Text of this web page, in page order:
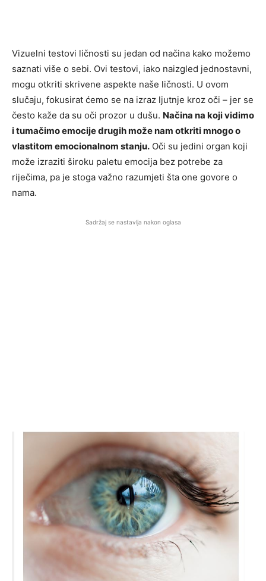
Vizuelni testovi ličnosti su jedan od načina kako možemo
saznati više o sebi. Ovi testovi, iako naizgled jednostavni,
mogu otkriti skrivene aspekte naše ličnosti. U ovom
slučaju, fokusirat ćemo se na izraz ljutnje kroz oči – jer se
često kaže da su oči prozor u dušu. Načina na koji vidimo
i tumačimo emocije drugih može nam otkriti mnogo o
vlastitom emocionalnom stanju. Oči su jedini organ koji
može izraziti široku paletu emocija bez potrebe za
riječima, pa je stoga važno razumjeti šta one govore o
nama.
Sadržaj se nastavlja nakon oglasa